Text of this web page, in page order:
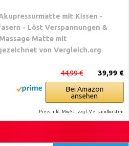
mit Kissen -
- Löst Verspannungen &
Matte mit
von Vergleich.org
39,99 €
44,99 €
Bei Amazon
ansehen
Preis inkl. MwSt., zzgl. Versandkosten